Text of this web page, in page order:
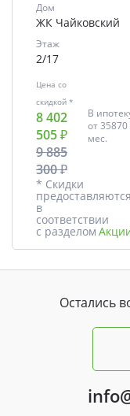
Дом
ЖК Чайковский
Этаж
2/17
Цена со
скидкой *
8 402
505 ₽
9 885
300 ₽
В
от35870
мес.
* Скидки
предоставляются
в
соответствии
с разделом
Остались